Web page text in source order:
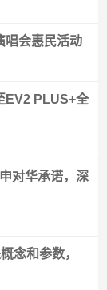
唱会惠民活动
EV2 PLUS+全
对华承诺，深
念和参数，